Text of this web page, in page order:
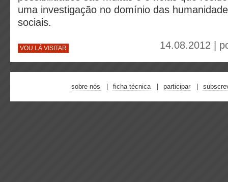
uma investigação no domínio das
sociais.
VOU LÁ VISITAR 14.08.2012 |
sobre nós ficha técnica participar